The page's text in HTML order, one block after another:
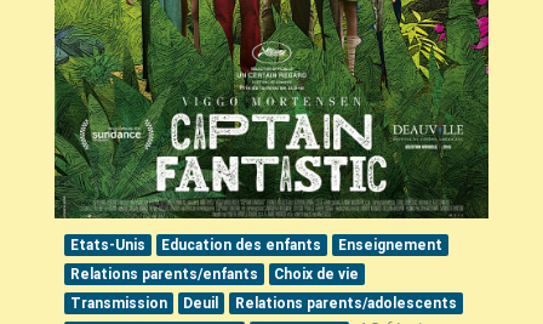
Etats-Unis Education des enfants
Enseignement
Relations parents/enfants
Choix de vie
Transmission
Deuil
Relations parents/adolescents